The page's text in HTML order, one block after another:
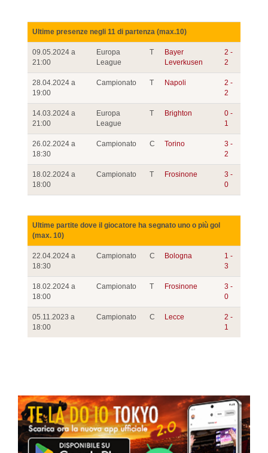
Ultime presenze negli 11 di partenza (max.10)
09.05.2024 a
21:00
Europa
League
T
Bayer
Leverkusen
2 -
2
28.04.2024 a
19:00
Campionato T Napoli
2 -
2
14.03.2024 a
21:00
Europa
League
T Brighton
0 -
1
26.02.2024 a
18:30
Campionato C Torino
3 -
2
18.02.2024 a
18:00
Campionato T Frosinone
3 -
0
Ultime partite dove il giocatore ha segnato uno o più gol
(max. 10)
22.04.2024 a
18:30
Campionato C Bologna
1 -
3
18.02.2024 a
18:00
Campionato T Frosinone
3 -
0
05.11.2023 a
18:00
Campionato C Lecce
2 -
1